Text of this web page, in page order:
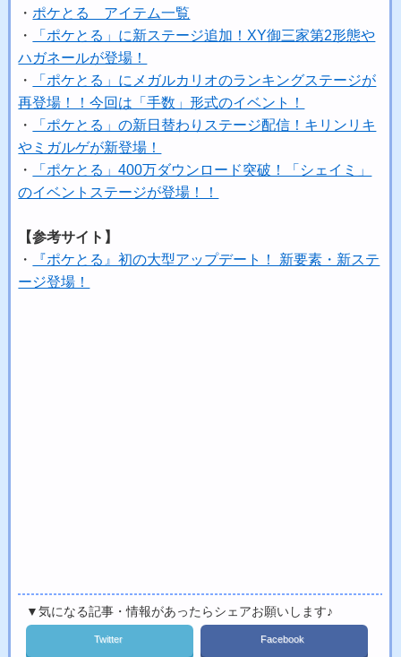
・ ポケとる アイテム一覧
・
「ポケとる」に新ステージ追加！XY御三家第2形態や
ハガネールが登場！
・
「ポケとる」にメガルカリオのランキングステージが
再登場！！今回は「手数」形式のイベント！
・
「ポケとる」の新日替わりステージ配信！キリンリキ
やミガルゲが新登場！
・
「ポケとる」400万ダウンロード突破！「シェイミ」
のイベントステージが登場！！
【参考サイト】
・
『ポケとる』初の大型アップデート！ 新要素・新ステ
ージ登場！
▼気になる記事・情報があったらシェアお願いします♪
Twitter Facebook